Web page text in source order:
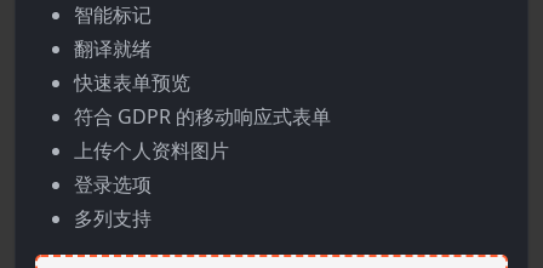
智能标记
翻译就绪
快速表单预览
符合 GDPR 的移动响应式表单
上传个人资料图片
登录选项
多列支持